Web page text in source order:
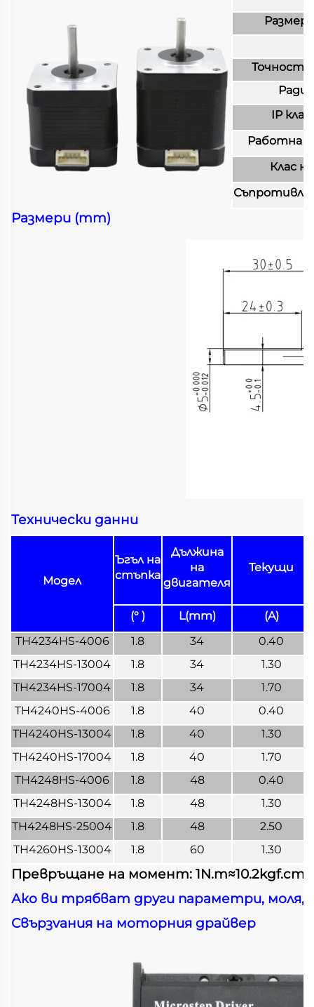
Размер
Точност
IP
Работна
Клас
Размери (mm)
Технически данни
Модел
Ъгъл на
стъпка
Дължина
на
двигателя
Текущи
(° ) L(mm)
(A)
TH4234HS-4006
1.8 34
0.40
TH4234HS-13004
1.8 34
1.30
TH4234HS-17004
1.8 34
1.70
TH4240HS-4006
1.8 40
0.40
TH4240HS-13004
1.8 40
1.30
TH4240HS-17004
1.8 40
1.70
TH4248HS-4006
1.8 48
0.40
TH4248HS-13004
1.8 48
1.30
TH4248HS-25004
1.8 48
2.50
TH4260HS-13004
1.8 60 1.30
Превръщане на момент:
Ако ви трябват други параметри, моля,
Свързvания на моторния драйвер